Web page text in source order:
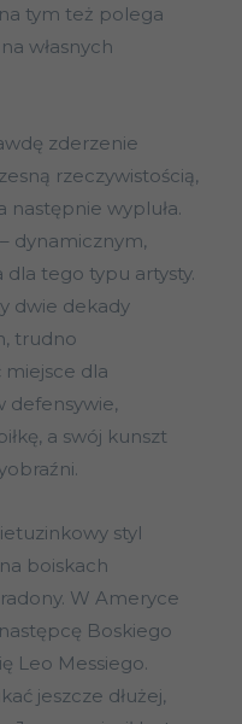
tym też polega
własnych
zderzenie
rzeczywistością,
następnie wypluła.
dynamicznym,
dla tego typu artysty.
dwie dekady
trudno
miejsce dla
defensywie,
a swój kunszt
styl
boiskach
W Ameryce
Boskiego
Leo Messiego.
jeszcze dłużej,